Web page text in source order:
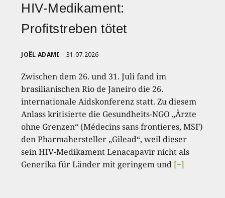
HIV-Medikament:
Profitstreben tötet
JOËL ADAMI 31.07.2026
Zwischen dem 26. und 31. Juli fand im
brasilianischen Rio de Janeiro die 26.
internationale Aidskonferenz statt. Zu diesem
Anlass kritisierte die Gesundheits-NGO „Ärzte
ohne Grenzen“ (Médecins sans frontieres, MSF)
den Pharmahersteller „Gilead“, weil dieser
sein HIV-Medikament Lenacapavir nicht als
Generika für Länder mit geringem und [+]